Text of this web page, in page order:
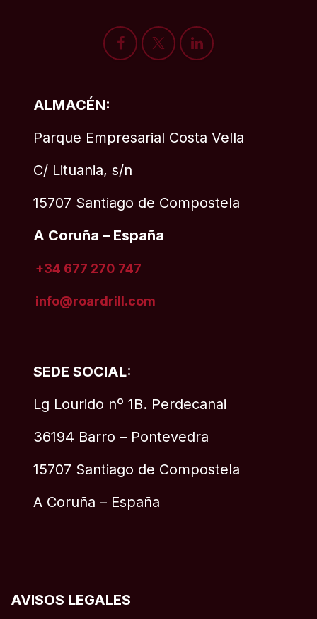
SEDE SOCIAL:
Lg Lourido nº 1B. Perdecanai
36194 Barro – Pontevedra
15707 Santiago de Compostela
A Coruña – España
ALMACÉN:
Parque Empresarial Costa Vella
C/ Lituania, s/n
15707 Santiago de Compostela
A Coruña – España
+34 677 270 747
info@roardrill.com
AVISOS LEGALES